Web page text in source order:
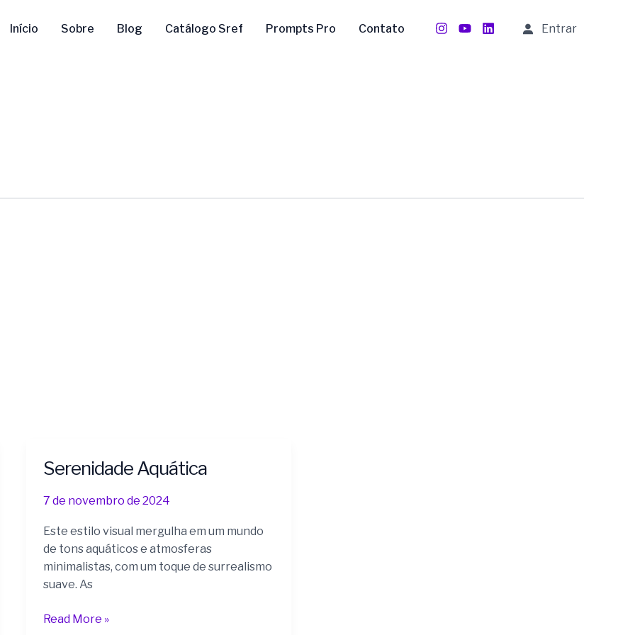
Início Sobre Blog Catálogo Sref Prompts Pro Contato Entrar
Serenidade Aquática
7 de novembro de 2024
Este estilo visual mergulha em um mundo
de tons aquáticos e atmosferas
minimalistas, com um toque de surrealismo
suave. As
Serenidade
Read More »